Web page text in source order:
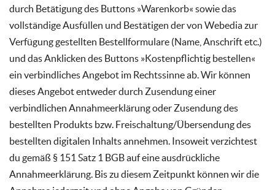
durch Betätigung des Buttons »Warenkorb« sowie das
vollständige Ausfüllen und Bestätigen der von Webedia zur
Verfügung gestellten Bestellformulare (Name, Anschrift etc.)
und das Anklicken des Buttons »Kostenpflichtig bestellen«
ein verbindliches Angebot im Rechtssinne ab. Wir können
dieses Angebot entweder durch Zusendung einer
verbindlichen Annahmeerklärung oder Zusendung des
bestellten Produkts bzw. Freischaltung/Übersendung des
bestellten digitalen Inhalts annehmen. Insoweit verzichtest
du gemäß § 151 Satz 1 BGB auf eine ausdrückliche
Annahmeerklärung. Bis zu diesem Zeitpunkt können wir die